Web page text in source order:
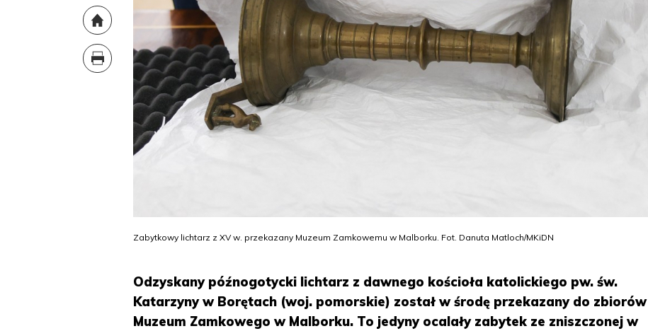
Zabytkowy lichtarz z XV w. przekazany Muzeum Zamkowemu w Malborku. Fot. Danuta Matloch/MKiDN
Odzyskany późnogotycki lichtarz z dawnego kościoła katolickiego pw. św.
Katarzyny w Borętach (woj. pomorskie) został w środę przekazany do zbiorów
Muzeum Zamkowego w Malborku. To jedyny ocalały zabytek ze zniszczonej w